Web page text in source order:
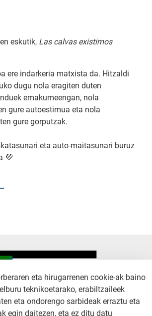
eskutik, Las calvas existimos
ere indarkeria matxista da. Hitzaldi
dugu nola eragiten duten
emakumeengan, nola
gure autoestimua eta nola
gure gorputzak.
eta auto-maitasunari buruz
💜
eta hirugarrenen cookie-ak baino
teknikoetarako, erabiltzaileek
eta ondorengo sarbideak erraztu eta
egin daitezen, eta ez ditu datu